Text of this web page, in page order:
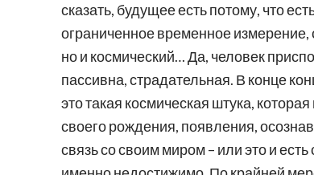
сказать, будущее есть потому, что
ограниченное временное измерение,
но и космический… Да, человек
пассивна, страдательная. В конце
это такая космическая штука,
своего рождения, появления,
связь со своим миром – или это и